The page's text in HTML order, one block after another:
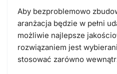
Aby bezproblemowo
aranżacja będzie w pełni
możliwie najlepsze
rozwiązaniem jest
stosować zarówno